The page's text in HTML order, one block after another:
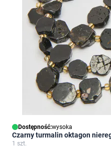
Dostępność:wysoka
Czarny turmalin oktagon
1 szt.